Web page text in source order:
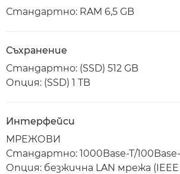
Стандартно: RAM 6,5 GB
Съхранение
Стандартно: (SSD) 512 GB
Опция: (SSD) 1 TB
Интерфейси
МРЕЖОВИ
Стандартно: 1000Base-T/100Base-
Опция: безжична LAN мрежа (IEEE